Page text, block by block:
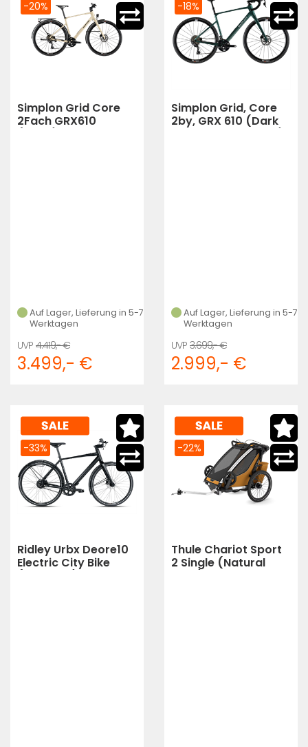
Simplon Grid Core
2Fach GRX610
Auf Lager, Lieferung in 5-7
Werktagen
-20%
4.419,- €
3.499,- €
Simplon Grid, Core
2by, GRX 610 (Dark
Auf Lager, Lieferung in 5-7
Werktagen
-18%
3.699,- €
2.999,- €
Ridley Urbx Deore10
Electric City Bike
-33%
Thule Chariot Sport
2 Single (Natural
-22%